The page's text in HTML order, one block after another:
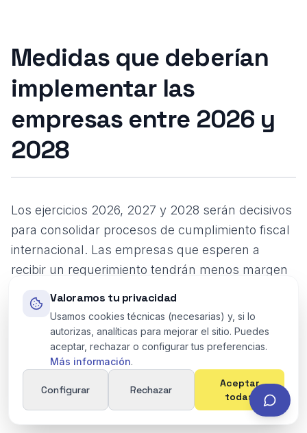
Medidas que deberían
implementar las
empresas entre 2026 y
2028
Los ejercicios 2026, 2027 y 2028 serán decisivos
para consolidar procesos de cumplimiento fiscal
internacional. Las empresas que esperen a
recibir un requerimiento tendrán menos margen
explicar diferencias entre jurisdicciones. Estas
son las medidas prioritarias.
1. Mapear entidades, jurisdicciones y
operaciones vinculadas
Valoramos tu privacidad
Usamos cookies técnicas (necesarias) y, si lo
autorizas, analíticas para mejorar el sitio. Puedes
aceptar, rechazar o configurar tus preferencias.
Más información.
Configurar Rechazar
Aceptar
todas